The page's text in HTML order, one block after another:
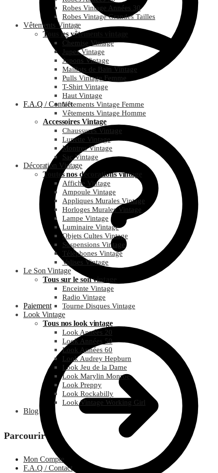
F.A.Q / Contact
Paiement
Robes Vintage Années 30
Robes Vintage Grandes Tailles
Vêtements Vintage
Tous les vêtements vintage
Chemise Vintage
Jupes Vintage
Jupons Vintage
Maillots de Bain Vintage
Pulls Vintage Femme
T-Shirt Vintage
Haut Vintage
Vêtements Vintage Femme
Vêtements Vintage Homme
Accessoires Vintage
Chaussures Vintage
Lunette Vintage
Montres Vintage
Sac Vintage
Décoration Vintage
Toutes nos décorations vintage
Affiche Vintage
Ampoule Vintage
Appliques Murales Vintage
Horloges Murales Vintage
Lampe Vintage
Luminaire Vintage
Objets Cultes Vintage
Suspensions Vintage
Téléphones Vintage
Valises Vintage
Le Son Vintage
Tous sur le son vintage
Enceinte Vintage
Radio Vintage
Tourne Disques Vintage
Look Vintage
Tous nos look vintage
Look Années 20
Look Années 50
Look Années 60
Look Audrey Hepburn
Look Jeu de la Dame
Look Marylin Monroe
Look Preppy
Look Rockabilly
Look Vintage Working Girl
Blog
Parcourir
Mon Compte
F.A.Q / Contact